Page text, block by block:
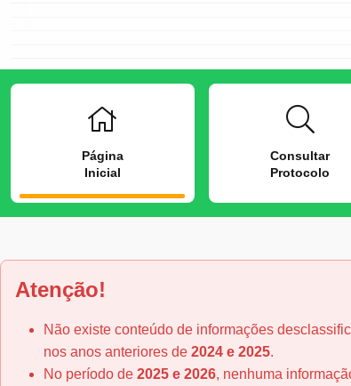
Página
Inicial
Consultar
Protocolo
Atenção!
Não existe conteúdo de informações
nos anos anteriores de 2024 e 2025.
No período de 2025 e 2026, nenhuma